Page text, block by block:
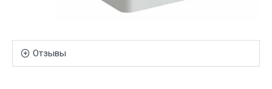
Отзывы